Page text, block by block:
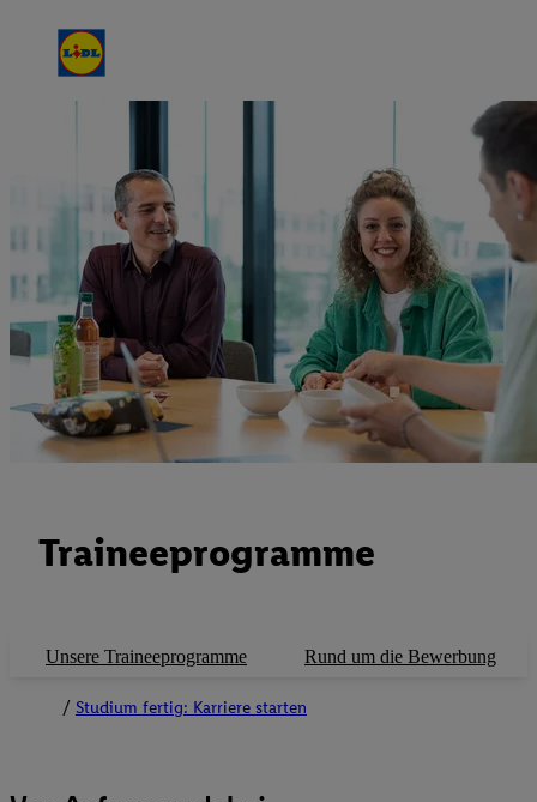
Traineeprogramme
Unsere Traineeprogramme Rund um die Bewerbung
Studium fertig: Karriere starten